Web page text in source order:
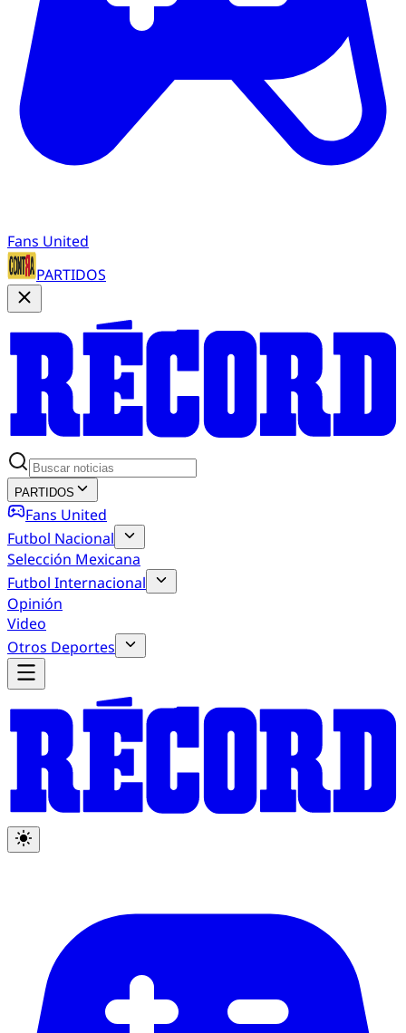
Fans United
PARTIDOS
PARTIDOS
Fans United
Futbol Nacional
Selección Mexicana
Futbol Internacional
Opinión
Video
Otros Deportes